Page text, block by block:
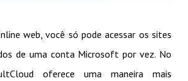
web, você só pode acessar os sites
de uma conta Microsoft por vez. No
oferece uma maneira mais